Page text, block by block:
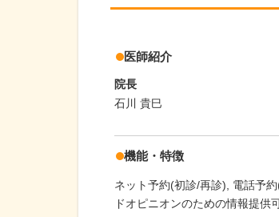
医師紹介
院長
石川 貴巳
機能・特徴
ネット予約(初診/再診) 電話予
ドオピニオンのための情報提供